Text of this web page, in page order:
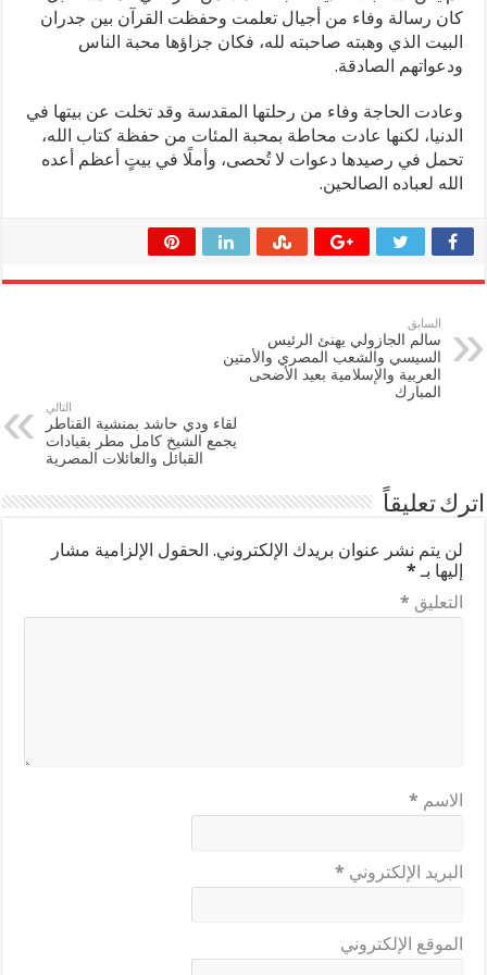
كان رسالة وفاء من أجيال تعلمت وحفظت القرآن بين جدران
البيت الذي وهبته صاحبته لله، فكان جزاؤها محبة الناس
ودعواتهم الصادقة.
وعادت الحاجة وفاء من رحلتها المقدسة وقد تخلت عن بيتها في
الدنيا، لكنها عادت محاطة بمحبة المئات من حفظة كتاب الله،
تحمل في رصيدها دعوات لا تُحصى، وأملًا في بيتٍ أعظم أعده
الله لعباده الصالحين.
السابق
سالم الجازولي يهنئ الرئيس
السيسي والشعب المصري والأمتين
العربية والإسلامية بعيد الأضحى
المبارك
التالي
لقاء ودي حاشد بمنشية القناطر
يجمع الشيخ كامل مطر بقيادات
القبائل والعائلات المصرية
اترك تعليقاً
لن يتم نشر عنوان بريدك الإلكتروني. الحقول الإلزامية مشار
إليها بـ*
التعليق *
الاسم *
البريد الإلكتروني *
الموقع الإلكتروني